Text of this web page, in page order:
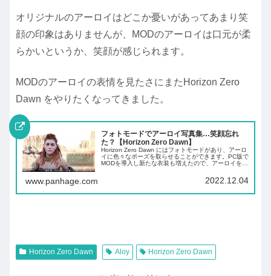
オリジナルのアーロイはどこか憂いがあってあまり笑
顔の印象はありませんが、MODのアーロイは口元が柔
らかいというか、笑顔が感じられます。
MODのアーロイの表情を見たさにまたHorizon Zero
Dawn をやりたくなってきました。
フォトモードでアーロイ写真集…笑顔忘れ
た？【Horizon Zero Dawn】
Horizon Zero Dawn にはフォトモードがあり、アーロ
イに色々なポーズを取らせることができます。PC版で
MODを導入し新たな衣装も増えたので、アーロイをモ
www.panhage.com 2022.12.04
Horizon Zero Dawn Aloy Horizon Zero Dawn